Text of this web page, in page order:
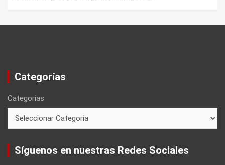
Categorías
Categorías
Síguenos en nuestras Redes Sociales